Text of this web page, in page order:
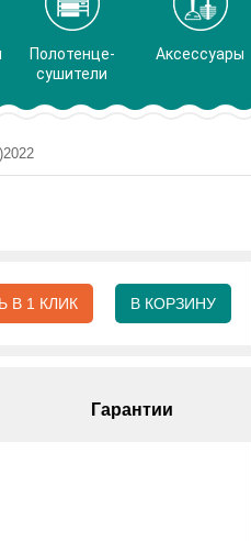
Полотенце-
сушители
Аксессуары
В 1 КЛИК В КОРЗИНУ
Гарантии